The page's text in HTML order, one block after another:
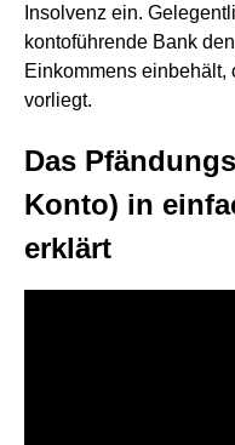
Insolvenz ein.
kontoführende Bank
Einkommens
vorliegt.
Das
Konto) in
erklärt